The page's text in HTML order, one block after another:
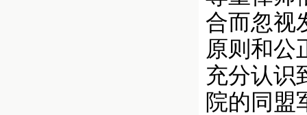
合而忽视
原则和公
充分认识
院的同盟